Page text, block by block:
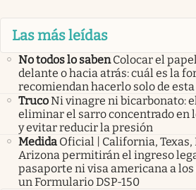
Las más leídas
No todos lo saben Colocar el
delante o hacia atrás: cuál es la
recomiendan hacerlo solo de
TrucoNi vinagre ni bicarbonato:
eliminar el sarro concentrado en
y evitar reducir la presión
Medida Oficial | California, Texas,
Arizona permitirán el ingreso
pasaporte ni visa americana a
un Formulario DSP-150